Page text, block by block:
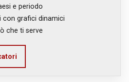
e periodo
grafici dinamici
che ti serve